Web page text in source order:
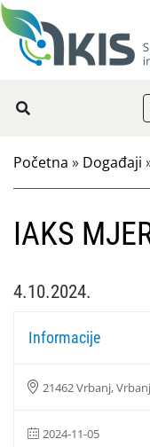
Početna » Događaji
IAKS
4.10.2024.
Informacije
21462 Vrbanj,
2024-11-05